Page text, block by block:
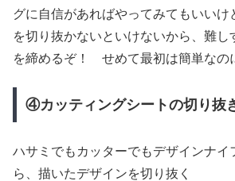
グに自信があればやってみてもいいけ
を切り抜かないといけないから、難し
を締めるぞ！ せめて最初は簡単なの
④カッティングシートの切り抜
ハサミでもカッターでもデザインナイ
ら、描いたデザインを切り抜く